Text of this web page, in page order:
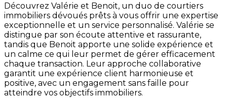
Découvrez Valérie et Benoit, un duo de courtiers
immobiliers dévoués prêts à vous offrir une expertise
exceptionnelle et un service personnalisé. Valérie se
distingue par son écoute attentive et rassurante,
tandis que Benoit apporte une solide expérience et
un calme ce qui leur permet de gérer efficacement
chaque transaction. Leur approche collaborative
garantit une expérience client harmonieuse et
positive, avec un engagement sans faille pour
atteindre vos objectifs immobiliers.